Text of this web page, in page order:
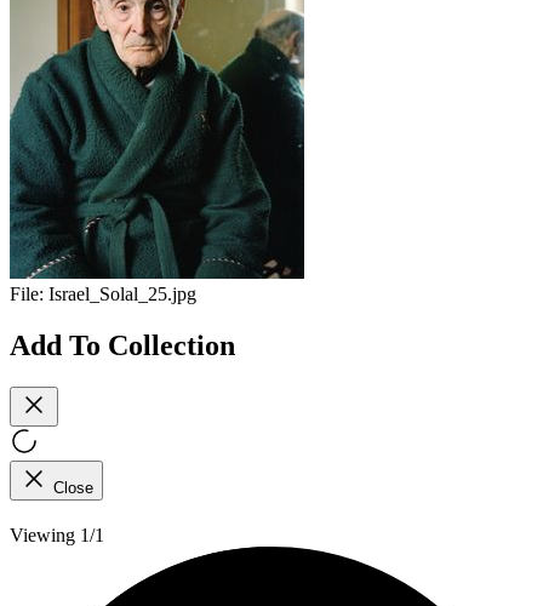
File: Israel_Solal_25.jpg
Add To Collection
Close
Viewing 1/1